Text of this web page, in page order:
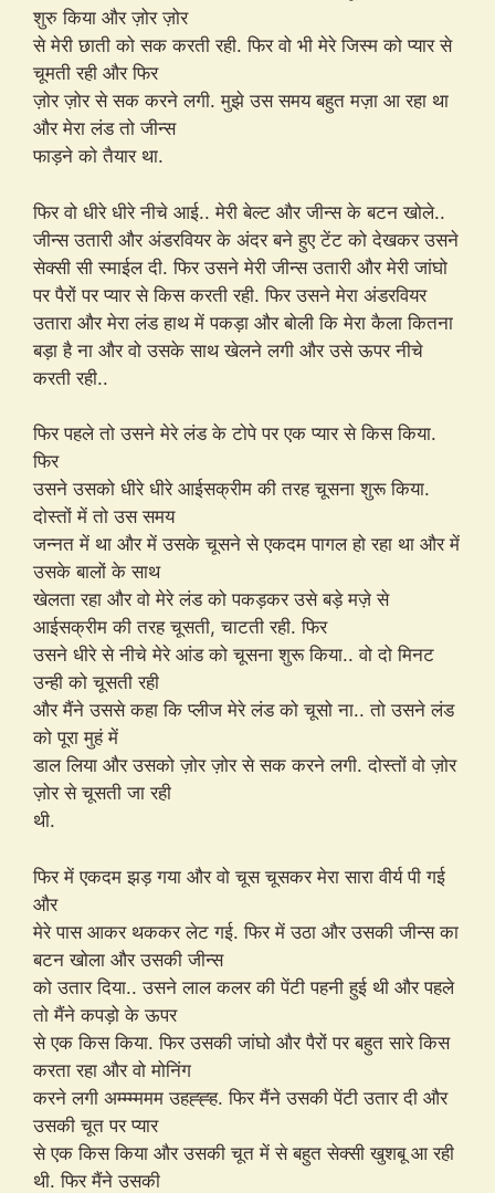
शुरु किया और ज़ोर ज़ोर
से मेरी छाती को सक करती रही. फिर वो भी मेरे जिस्म को प्यार से
चूमती रही और फिर
ज़ोर ज़ोर से सक करने लगी. मुझे उस समय बहुत मज़ा आ रहा था
और मेरा लंड तो जीन्स
फाड़ने को तैयार था.
फिर वो धीरे धीरे नीचे आई.. मेरी बेल्ट और जीन्स के बटन खोले..
जीन्स उतारी और अंडरवियर के अंदर बने हुए टेंट को देखकर उसने
सेक्सी सी स्माईल दी. फिर उसने मेरी जीन्स उतारी और मेरी जांघो
पर पैरों पर प्यार से किस करती रही. फिर उसने मेरा अंडरवियर
उतारा और मेरा लंड हाथ में पकड़ा और बोली कि मेरा कैला कितना
बड़ा है ना और वो उसके साथ खेलने लगी और उसे ऊपर नीचे
करती रही..
फिर पहले तो उसने मेरे लंड के टोपे पर एक प्यार से किस किया.
फिर
उसने उसको धीरे धीरे आईसक्रीम की तरह चूसना शुरू किया.
दोस्तों में तो उस समय
जन्नत में था और में उसके चूसने से एकदम पागल हो रहा था और में
उसके बालों के साथ
खेलता रहा और वो मेरे लंड को पकड़कर उसे बड़े मज़े से
आईसक्रीम की तरह चूसती, चाटती रही. फिर
उसने धीरे से नीचे मेरे आंड को चूसना शुरू किया.. वो दो मिनट
उन्ही को चूसती रही
और मैंने उससे कहा कि प्लीज मेरे लंड को चूसो ना.. तो उसने लंड
को पूरा मुहं में
डाल लिया और उसको ज़ोर ज़ोर से सक करने लगी. दोस्तों वो ज़ोर
ज़ोर से चूसती जा रही
थी.
फिर में एकदम झड़ गया और वो चूस चूसकर मेरा सारा वीर्य पी गई
और
मेरे पास आकर थककर लेट गई. फिर में उठा और उसकी जीन्स का
बटन खोला और उसकी जीन्स
को उतार दिया.. उसने लाल कलर की पेंटी पहनी हुई थी और पहले
तो मैंने कपड़ो के ऊपर
से एक किस किया. फिर उसकी जांघो और पैरों पर बहुत सारे किस
करता रहा और वो मोनिंग
करने लगी अम्म्म्ममम उहह्ह्ह. फिर मैंने उसकी पेंटी उतार दी और
उसकी चूत पर प्यार
से एक किस किया और उसकी चूत में से बहुत सेक्सी खुशबू आ रही
थी. फिर मैंने उसकी